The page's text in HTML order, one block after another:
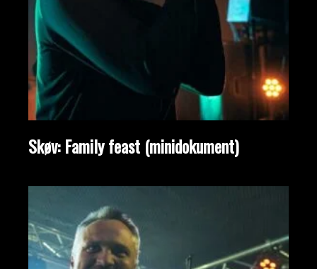
Skøv: Family feast (minidokument)